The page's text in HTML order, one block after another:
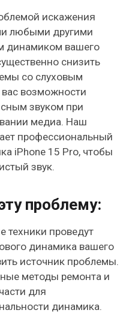
искажения
любыми другими
динамиком вашего
снизить
со слуховым
возможности
звуком при
медиа. Наш
профессиональный
iPhone 15 Pro, чтобы
звук.
проблему:
проведут
динамика вашего
источник проблемы.
методы ремонта и
для
динамика.